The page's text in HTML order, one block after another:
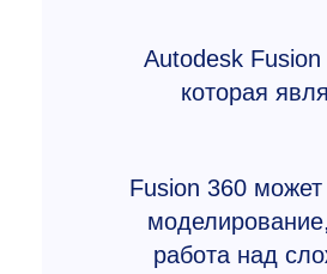
Autodesk
которая
Fusion 360
работа над